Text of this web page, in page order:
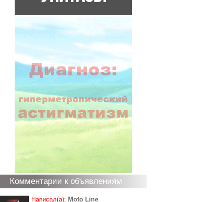
Комментарии к объявлениям
Написал(а): Moto Line